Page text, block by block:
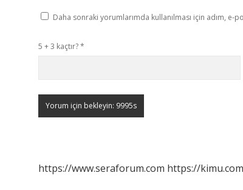
Daha sonraki yorumlarımda kullanılması için adım,
5 + 3 kaçtır?*
https://www.seraforum.com https://